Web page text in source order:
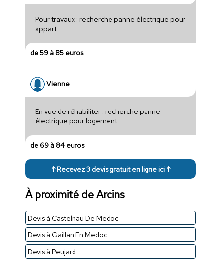
Pour travaux : recherche panne électrique pour
appart
de 59 à 85 euros
Vienne
En vue de réhabiliter : recherche panne
électrique pour logement
de 69 à 84 euros
↑ Recevez 3 devis gratuit en ligne ici ↑
À proximité de Arcins
Devis à Castelnau De Medoc
Devis à Gaillan En Medoc
Devis à Peujard